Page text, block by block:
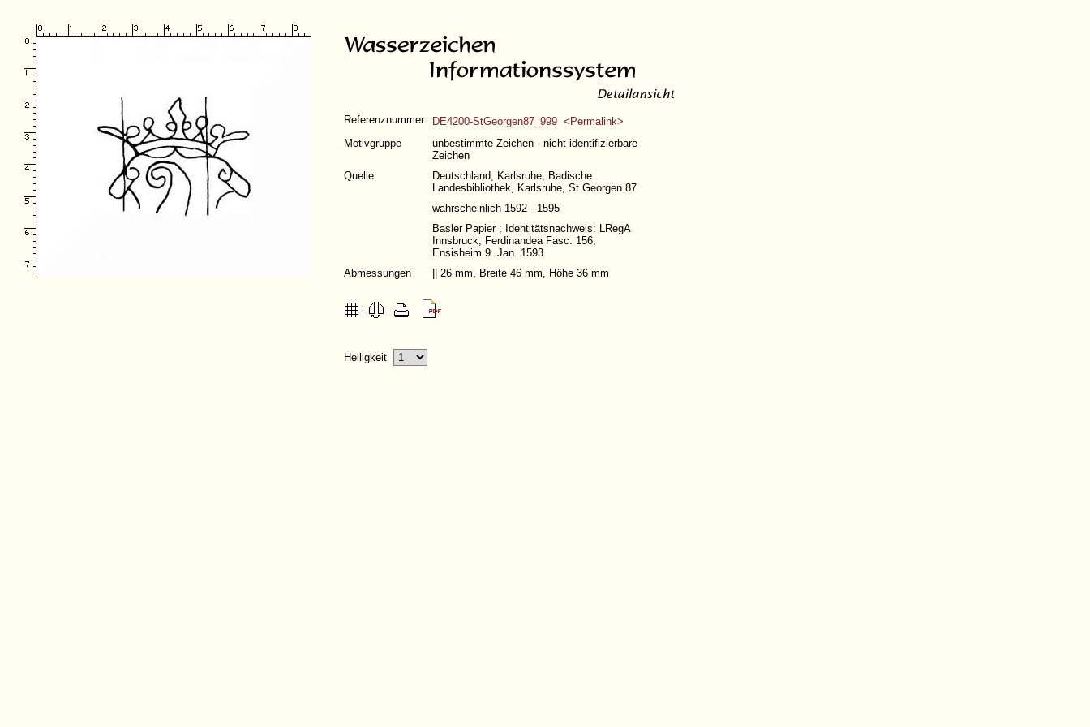
Referenznummer
DE4200-StGeorgen87_999 <Permalink>
Motivgruppe
unbestimmte Zeichen - nicht identifizierbare
Zeichen
Quelle
Deutschland, Karlsruhe, Badische
Landesbibliothek, Karlsruhe, St Georgen 87
wahrscheinlich 1592 - 1595
Basler Papier ; Identitätsnachweis: LRegA
Innsbruck, Ferdinandea Fasc. 156,
Ensisheim 9. Jan. 1593
Abmessungen
|| 26 mm, Breite 46 mm, Höhe 36 mm
Helligkeit